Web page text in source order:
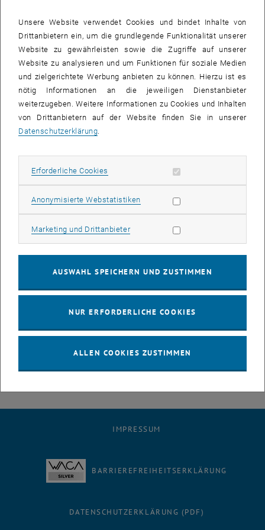
Für den diesjährigen Clusterland Award waren insgesamt 12
Wohnen und Sanieren, Lebensmittel, Kunststoff, Mechatronik und
dreiminütigen Kurzfilmen, die bereits im Oktober des Vorjahres
aufgenommen wurden. Eigentlich hätte schon im November die
pandemiebedingt auf 2022 verschoben.Mehr zum Clusterland
Award 2022 auf natuREbuilt.at
IMPRESSUM
BARRIEREFREIHEITSERKLÄRUNG
DATENSCHUTZERKLÄRUNG (PDF)
Unsere Website verwendet Cookies und bindet Inhalte von
Drittanbietern ein, um die grundlegende Funktionalität unserer
Website zu gewährleisten sowie die Zugriffe auf unserer
Website zu analysieren und um Funktionen für soziale Medien
und zielgerichtete Werbung anbieten zu können. Hierzu ist es
nötig Informationen an die jeweiligen Dienstanbieter
weiterzugeben. Weitere Informationen zu Cookies und Inhalten
von Drittanbietern auf der Website finden Sie in unserer
Datenschutzerklärung.
Erforderliche Cookies Erforderliche Cookies zulassen
Anonymisierte WebstatistikenStatistik Cookies zulassen
Marketing und DrittanbieterMarketing Cookies zulassen
AUSWAHL SPEICHERN UND ZUSTIMMEN
NUR ERFORDERLICHE COOKIES
ALLEN COOKIES ZUSTIMMEN